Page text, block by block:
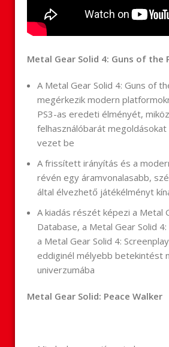
Metal Gear Solid 4: Guns of the
A Metal Gear Solid 4: Guns of
megérkezik modern
PS3-as eredeti élményét,
felhasználóbarát
vezet be
A frissített irányítás és a
révén egy áramvonalasabb,
által élvezhető játékélményt
A kiadás részét képezi a Metal
Database, a Metal Gear Solid
a Metal Gear Solid 4:
eddiginél mélyebb betekintést
univerzumába
Metal Gear Solid: Peace Walker